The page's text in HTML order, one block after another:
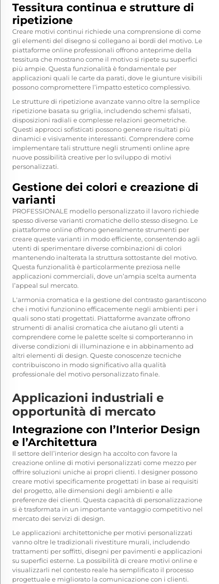
Tessitura continua e strutture di
ripetizione
Creare motivi continui richiede una comprensione di come
gli elementi del disegno si collegano ai bordi del motivo. Le
piattaforme online professionali offrono anteprime della
tessitura che mostrano come il motivo si ripete su superfici
più ampie. Questa funzionalità è fondamentale per
applicazioni quali le carte da parati, dove le giunture visibili
possono compromettere l’impatto estetico complessivo.
Le strutture di ripetizione avanzate vanno oltre la semplice
ripetizione basata su griglia, includendo schemi sfalsati,
disposizioni radiali e complesse relazioni geometriche.
Questi approcci sofisticati possono generare risultati più
dinamici e visivamente interessanti. Comprendere come
implementare tali strutture negli strumenti online apre
nuove possibilità creative per lo sviluppo di motivi
personalizzati.
Gestione dei colori e creazione di
varianti
PROFESSIONALE modello personalizzato il lavoro richiede
spesso diverse varianti cromatiche dello stesso disegno. Le
piattaforme online offrono generalmente strumenti per
creare queste varianti in modo efficiente, consentendo agli
utenti di sperimentare diverse combinazioni di colori
mantenendo inalterata la struttura sottostante del motivo.
Questa funzionalità è particolarmente preziosa nelle
applicazioni commerciali, dove un’ampia scelta aumenta
l’appeal sul mercato.
L'armonia cromatica e la gestione del contrasto garantiscono
che i motivi funzionino efficacemente negli ambienti per i
quali sono stati progettati. Piattaforme avanzate offrono
strumenti di analisi cromatica che aiutano gli utenti a
comprendere come le palette scelte si comporteranno in
diverse condizioni di illuminazione e in abbinamento ad
altri elementi di design. Queste conoscenze tecniche
contribuiscono in modo significativo alla qualità
professionale del motivo personalizzato finale.
Applicazioni industriali e
opportunità di mercato
Integrazione con l’Interior Design
e l’Architettura
Il settore dell’interior design ha accolto con favore la
creazione online di motivi personalizzati come mezzo per
offrire soluzioni uniche ai propri clienti. I designer possono
creare motivi specificamente progettati in base ai requisiti
del progetto, alle dimensioni degli ambienti e alle
preferenze dei clienti. Questa capacità di personalizzazione
si è trasformata in un importante vantaggio competitivo nel
mercato dei servizi di design.
Le applicazioni architettoniche per motivi personalizzati
vanno oltre le tradizionali rivestiture murali, includendo
trattamenti per soffitti, disegni per pavimenti e applicazioni
su superfici esterne. La possibilità di creare motivi online e
visualizzarli nel contesto reale ha semplificato il processo
progettuale e migliorato la comunicazione con i clienti.